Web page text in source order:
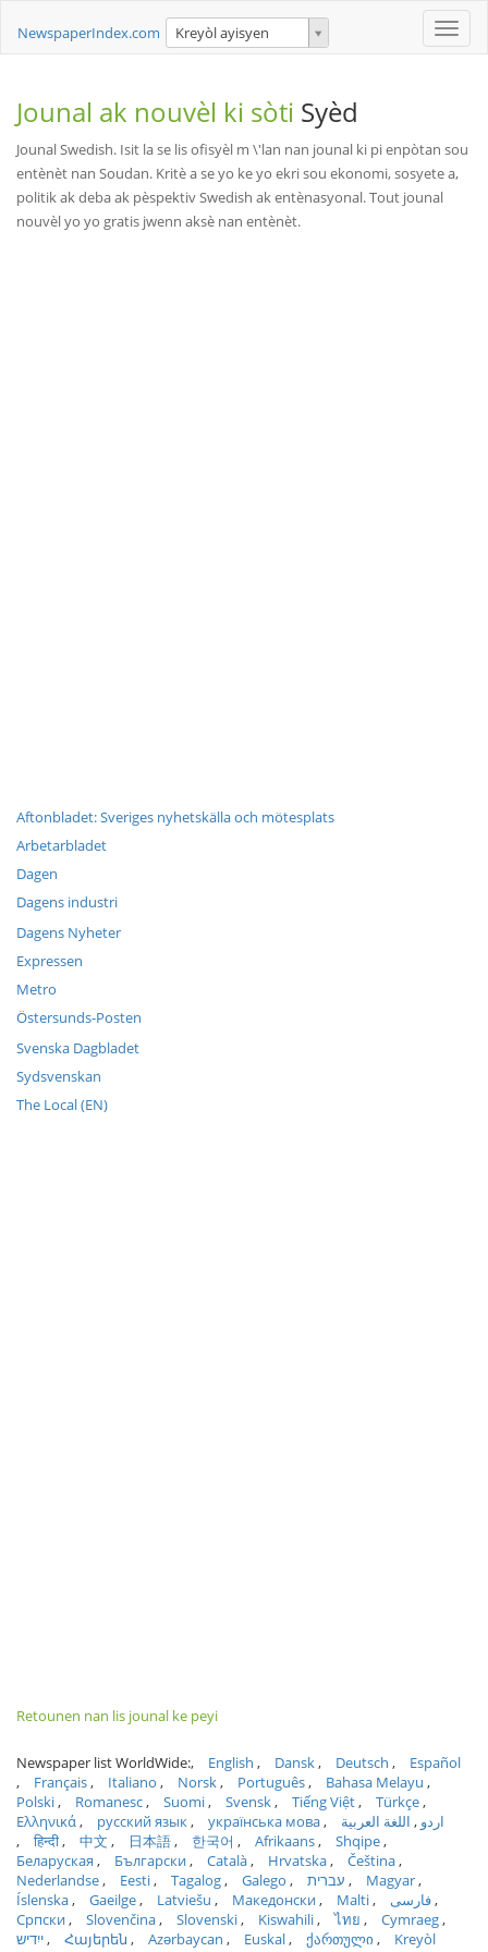
Toggle
NewspaperIndex.com Kreyòl ayisyen
Jounal ak nouvèl ki sòti Syèd
Jounal Swedish. Isit la se lis ofisyèl m \'lan nan jounal ki pi enpòtan sou
entènèt nan Soudan. Kritè a se yo ke yo ekri sou ekonomi, sosyete a,
politik ak deba ak pèspektiv Swedish ak entènasyonal. Tout jounal
nouvèl yo yo gratis jwenn aksè nan entènèt.
Aftonbladet: Sveriges nyhetskälla och mötesplats
Arbetarbladet
Dagen
Dagens industri
Dagens Nyheter
Expressen
Metro
Östersunds-Posten
Svenska Dagbladet
Sydsvenskan
The Local (EN)
Retounen nan lis jounal ke peyi
Newspaper list WorldWide: English Dansk Deutsch
Español
Français
Italiano Norsk Português
Bahasa Melayu
Polski
Romanesc Suomi Svensk Tiếng Việt
Türkçe
Ελληνικά
русский язык українська мова اردو
اللغة العربية
हिन्दी
中文 日本語 한국어 Afrikaans
Shqipe
Беларуская
Български Català Hrvatska
Čeština
Nederlandse
Eesti Tagalog Galego עברית
Magyar
Íslenska
Gaeilge Latviešu Македонски Malti
فارسی
Српски
Slovenčina Slovenski Kiswahili ไทย
Cymraeg
ייִדיש
Հայերեն Azərbaycan Euskal ქართული
Kreyòl